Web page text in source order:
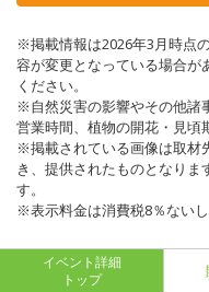
※掲載情報は2026年3月時点
容が変更となっている場合が
ください。
※自然災害の影響やその他諸
営業時間、植物の開花・見頃
※掲載されている画像は取材
き、提供されたものとなり
す。
※表示料金は消費税8％ないし
イベント詳細
トップ